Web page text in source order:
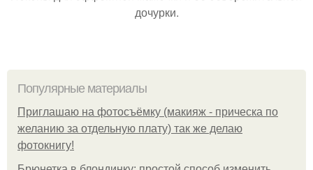
дочурки.
Популярные материалы
Приглашаю на фотосъёмку (макияж - прическа по
желанию за отдельную плату) так же делаю
фотокнигу!